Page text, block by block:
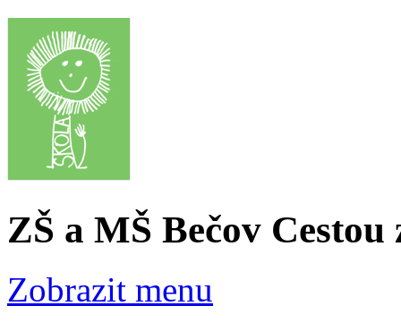
ZŠ a MŠ Bečov Cestou
Zobrazit menu